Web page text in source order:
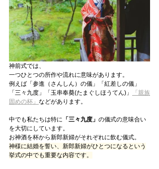
神前式では、
一つひとつの所作や流れに意味があります。
例えば「参進（さんしん）の儀」「紅差しの儀」
「三々九度」「玉串奉奠(たまぐしほうてん)」
「親族
固めの杯」 などがあります。
中でも私たちは特に 「三々九度」 の儀式の意味合い
を大切にしています。
お神酒を杯から新郎新婦がそれぞれに飲む儀式。
神様に結婚を誓い、新郎新婦がひとつになるという
挙式の中でも重要な内容です。